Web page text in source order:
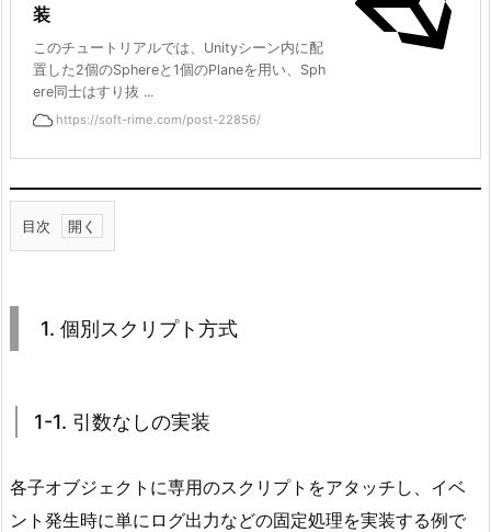
装
このチュートリアルでは、Unityシーン内に配
置した2個のSphereと1個のPlaneを用い、Sph
ere同士はすり抜 ...
https://soft-rime.com/post-22856/
目次
1.
別
リ
ト
方
1. 個別スクリプト方式
1-1. 引数なしの実装
各子オブジェクトに専用のスクリプトをアタッチし、イベ
ント発生時に単にログ出力などの固定処理を実装する例で